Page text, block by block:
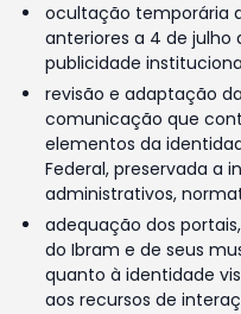
ocultação temporária
anteriores a 4 de julho
publicidade
revisão e adaptação
comunicação que
elementos da
Federal, preservada a
administrativos,
adequação dos
do Ibram e de seus
quanto à identidade
aos recursos de